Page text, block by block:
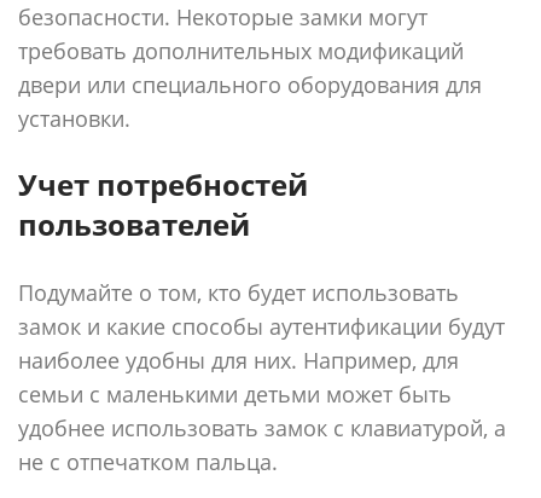
безопасности. Некоторые замки могут
требовать дополнительных модификаций
двери или специального оборудования для
установки.
Учет потребностей
пользователей
Подумайте о том, кто будет использовать
замок и какие способы аутентификации будут
наиболее удобны для них. Например, для
семьи с маленькими детьми может быть
удобнее использовать замок с клавиатурой, а
не с отпечатком пальца.